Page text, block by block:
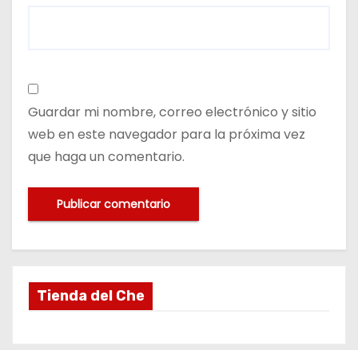
Guardar mi nombre, correo electrónico y sitio
web en este navegador para la próxima vez
que haga un comentario.
Tienda del Che